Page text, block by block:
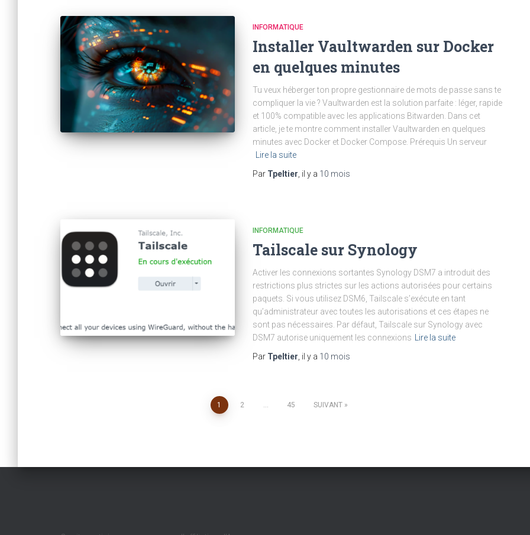
INFORMATIQUE
Installer Vaultwarden sur Docker
en quelques minutes
Tu veux héberger ton propre gestionnaire de mots de passe sans te
compliquer la vie ? Vaultwarden est la solution parfaite : léger, rapide
et 100% compatible avec les applications Bitwarden. Dans cet
article, je te montre comment installer Vaultwarden en quelques
minutes avec Docker et Docker Compose. Prérequis Un serveur
Lire la suite
Par Tpeltier , il y a 10 mois
INFORMATIQUE
Tailscale sur Synology
Activer les connexions sortantes Synology DSM7 a introduit des
restrictions plus strictes sur les actions autorisées pour certains
paquets. Si vous utilisez DSM6, Tailscale s’exécute en tant
qu’administrateur avec toutes les autorisations et ces étapes ne
sont pas nécessaires. Par défaut, Tailscale sur Synology avec
DSM7 autorise uniquement les connexions
Lire la suite
Par Tpeltier , il y a 10 mois
1 2 … 45 SUIVANT